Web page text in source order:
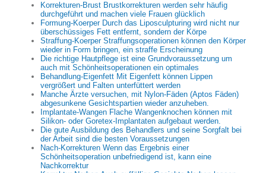
Korrekturen-Brust Brustkorrekturen werden sehr häufig
durchgeführt und machen viele Frauen glücklich
Formung-Koerper Durch das Liposculpturing wird nicht nur
überschüssiges Fett entfernt, sondern der Körpe
Straffung-Koerper Straffungsoperationen können den Körper
wieder in Form bringen, ein straffe Erscheinung
Die richtige Hautpflege ist eine Grundvoraussetzung um
auch mit Schönheitsoperationen ein optimales
Behandlung-Eigenfett Mit Eigenfett können Lippen
vergrößert und Falten unterfüttert werden
Manche Ärzte versuchen, mit Nylon-Fäden (Aptos Fäden)
abgesunkene Gesichtspartien wieder anzuheben.
Implantate-Wangen Flache Wangenknochen können mit
Silikon- oder Goretex-Implantaten aufgebaut werden.
Die gute Ausbildung des Behandlers und seine Sorgfalt bei
der Arbeit sind die besten Voraussetzungen
Nach-Korrekturen Wenn das Ergebnis einer
Schönheitsoperation unbefriedigend ist, kann eine
Nachkorrektur